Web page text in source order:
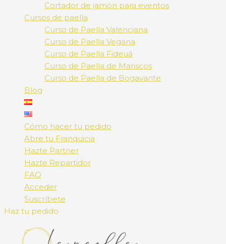
Cortador de jamón para eventos
Cursos de paella
Curso de Paella Valenciana
Curso de Paella Vegana
Curso de Paella Fideuá
Curso de Paella de Mariscos
Curso de Paella de Bogavante
Blog
Cómo hacer tu pedido
Abre tu Franquicia
Hazte Partner
Hazte Repartidor
FAQ
Acceder
Suscríbete
Haz tu pedido